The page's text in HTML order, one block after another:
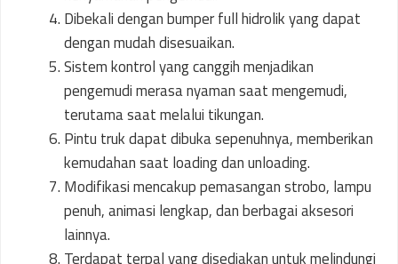
Dibekali dengan bumper full hidrolik yang dapat
dengan mudah disesuaikan.
Sistem kontrol yang canggih menjadikan
pengemudi merasa nyaman saat mengemudi,
terutama saat melalui tikungan.
Pintu truk dapat dibuka sepenuhnya, memberikan
kemudahan saat loading dan unloading.
Modifikasi mencakup pemasangan strobo, lampu
penuh, animasi lengkap, dan berbagai aksesori
lainnya.
Terdapat terpal yang disediakan untuk melindungi